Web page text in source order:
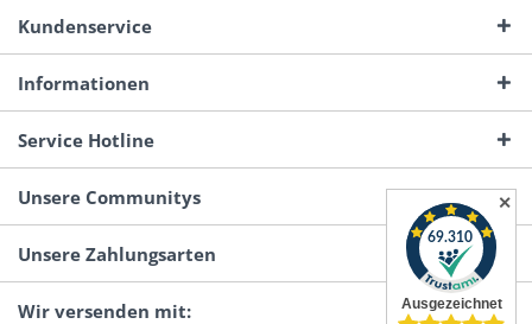
Kundenservice
Informationen
Service Hotline
Unsere Communitys
Unsere Zahlungsarten
Wir versenden mit:
✕